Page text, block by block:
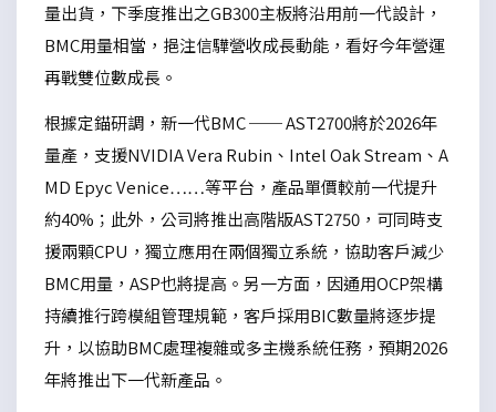
量出貨，下季度推出之GB300主板將沿用前一代設計，
BMC用量相當，挹注信驊營收成長動能，看好今年營運
再戰雙位數成長。
根據定錨研調，新一代BMC ── AST2700將於2026年
量產，支援NVIDIA Vera Rubin、Intel Oak Stream、A
MD Epyc Venice……等平台，產品單價較前一代提升
約40%；此外，公司將推出高階版AST2750，可同時支
援兩顆CPU，獨立應用在兩個獨立系統，協助客戶減少
BMC用量，ASP也將提高。另一方面，因通用OCP架構
持續推行跨模組管理規範，客戶採用BIC數量將逐步提
升，以協助BMC處理複雜或多主機系統任務，預期2026
年將推出下一代新產品。